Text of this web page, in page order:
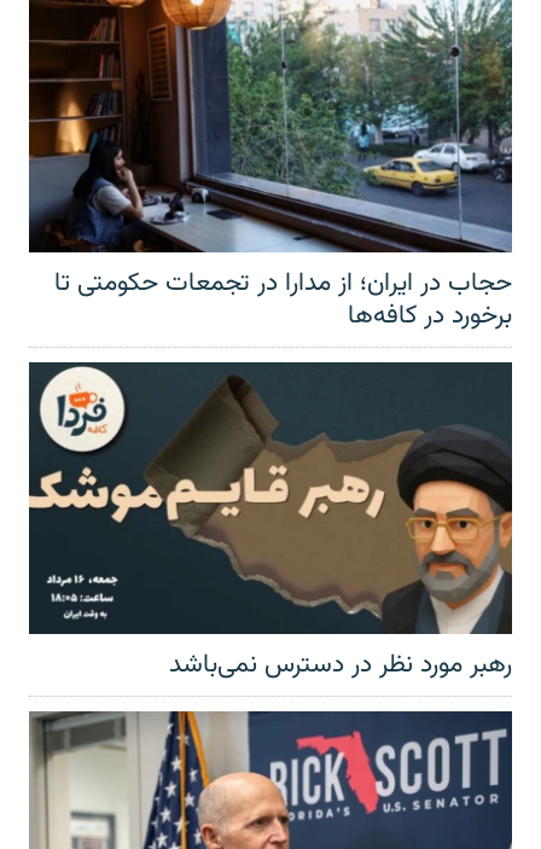
حجاب در ایران؛ از مدارا در تجمعات حکومتی تا
برخورد در کافه‌ها
رهبر مورد نظر در دسترس نمی‌باشد